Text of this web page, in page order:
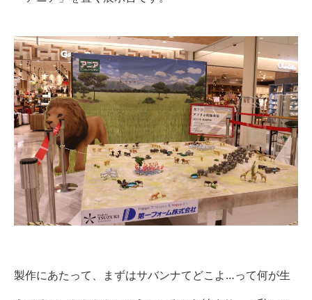
製作にあたって、まずはサバンナてどこよ…って何が生